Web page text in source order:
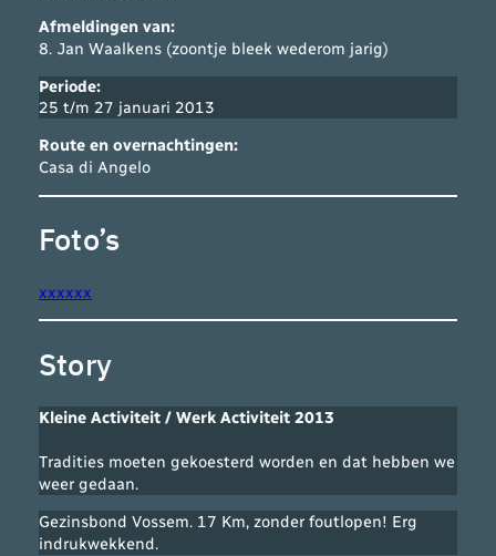
Afmeldingen van:
8. Jan Waalkens (zoontje bleek wederom jarig)
Periode:
25 t/m 27 januari 2013
Route en overnachtingen:
Casa di Angelo
Foto’s
xxxxxx
Story
Kleine Activiteit / Werk Activiteit 2013
Tradities moeten gekoesterd worden en dat hebben we
weer gedaan.
Gezinsbond Vossem. 17 Km, zonder foutlopen! Erg
indrukwekkend.